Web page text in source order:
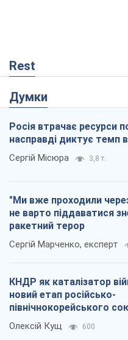
Rest
Думки
Росія втрачає ресурси
насправді диктує темп
Сергій Місюра 3,8 т.
"Ми вже проходили
не варто піддаватися
ракетний терор
Сергій Марченко, експерт
КНДР як каталізатор
новий етап російсько-
північнокорейського
Олексій Кущ 600